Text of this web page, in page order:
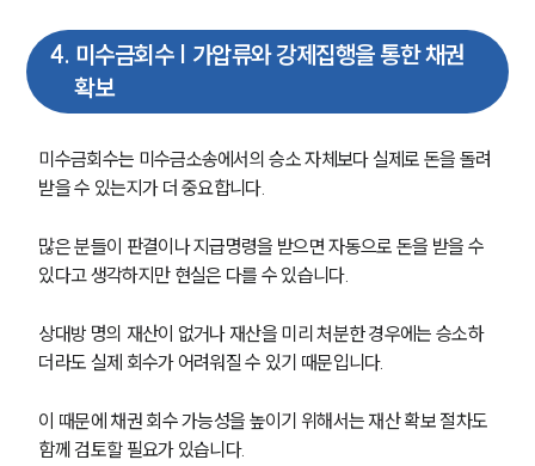
4. 미수금회수 | 가압류와 강제집행을 통한 채권
확보
미수금회수는 미수금소송에서의 승소 자체보다 실제로 돈을 돌려
받을 수 있는지가 더 중요합니다.
많은 분들이 판결이나 지급명령을 받으면 자동으로 돈을 받을 수
있다고 생각하지만 현실은 다를 수 있습니다.
상대방 명의 재산이 없거나 재산을 미리 처분한 경우에는 승소하
더라도 실제 회수가 어려워질 수 있기 때문입니다.
이 때문에 채권 회수 가능성을 높이기 위해서는 재산 확보 절차도
함께 검토할 필요가 있습니다.